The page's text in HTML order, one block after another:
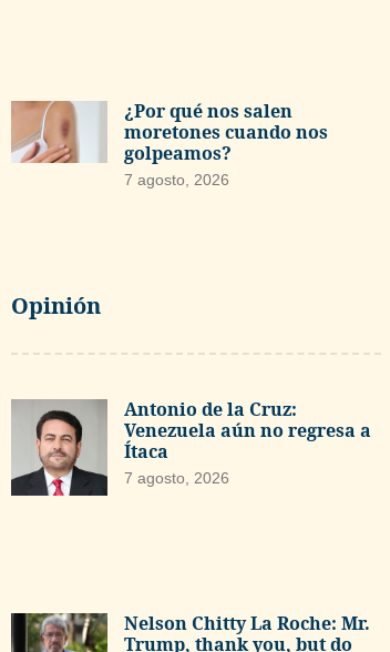
¿Por qué nos salen
moretones cuando nos
golpeamos?
7 agosto, 2026
Opinión
Antonio de la Cruz:
Venezuela aún no regresa a
Ítaca
7 agosto, 2026
Nelson Chitty La Roche: Mr.
Trump, thank you, but do